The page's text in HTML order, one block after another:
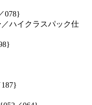
078}
ハイクラスパック仕